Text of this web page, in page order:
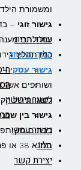
עמוד הבית
הליך הגישור
גישור גירושין
גישור עסקי
בלוג
יצירת קשר
ומשמורת
גישור זוגי –
יכול לתת
כמו תהליך
גישור עסקי–
ושותפים אשר
לסוגיות של
גישור בין
בבתים
תמ"א 38 או פרוייקטים של בינוי-פינוי.